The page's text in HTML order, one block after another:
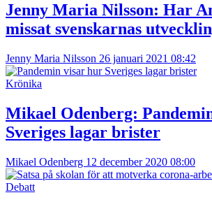
Jenny Maria Nilsson: Har
missat svenskarnas
Jenny Maria Nilsson 26 januari 2021 08:42
Krönika
Mikael Odenberg:
Sveriges lagar brister
Mikael Odenberg 12 december 2020 08:00
Debatt